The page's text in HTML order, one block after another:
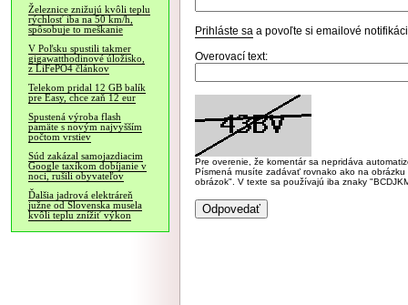
Železnice znižujú kvôli teplu
rýchlosť iba na 50 km/h,
spôsobuje to meškanie
V Poľsku spustili takmer
gigawatthodinové úložisko,
z LiFePO4 článkov
Telekom pridal 12 GB balík
pre Easy, chce zaň 12 eur
Spustená výroba flash
pamäte s novým najvyšším
počtom vrstiev
Súd zakázal samojazdiacim
Google taxíkom dobíjanie v
noci, rušili obyvateľov
Ďalšia jadrová elektráreň
južne od Slovenska musela
kvôli teplu znížiť výkon
Prihláste sa a povoľte si emailové
Overovací text:
Pre overenie, že komentár sa nepridáva
Písmená musíte zadávať rovnako ako na
obrázok". V texte sa používajú iba znaky